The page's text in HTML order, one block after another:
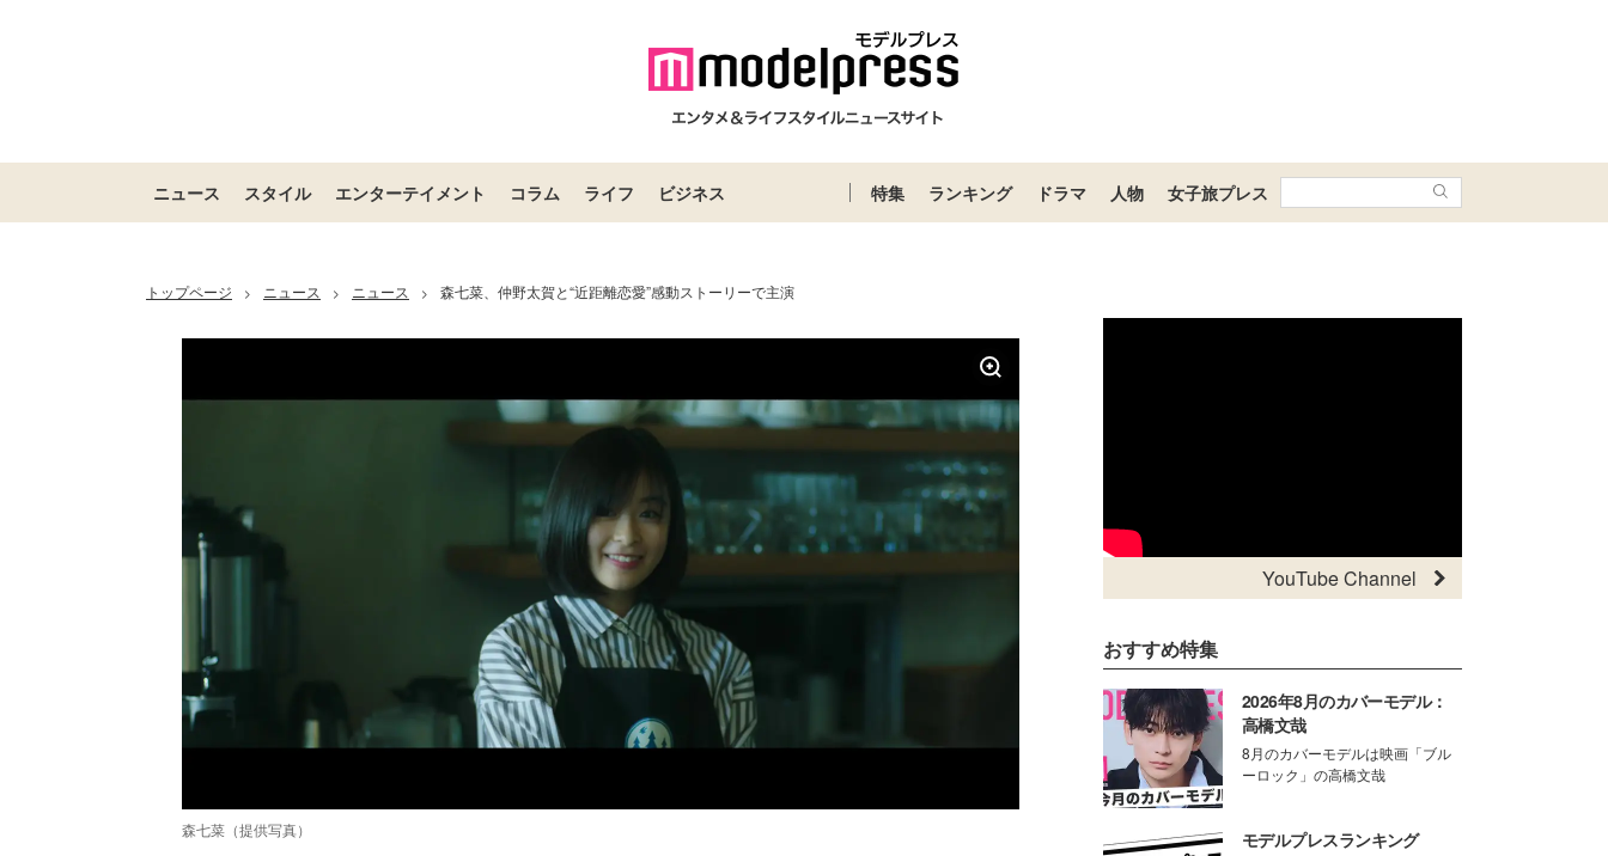
ニュース スタイル エンターテイメント コラム ライフ ビジネス 特集 ランキング ドラマ 人物 女子旅プレス
トップページ > ニュース > ニュース > 森七菜、仲野太賀と“近距離恋愛”感動ストーリーで主演
森七菜（提供写真）
YouTube Channel
おすすめ特集
2026年8月のカバーモデル：
高橋文哉
8月のカバーモデルは映画「ブル
ーロック」の高橋文哉
モデルプレスランキング